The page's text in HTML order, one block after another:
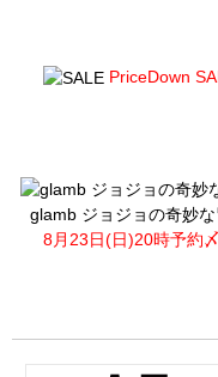
PriceDown
glamb ジョジョの奇妙
8月23日(日)20時予約